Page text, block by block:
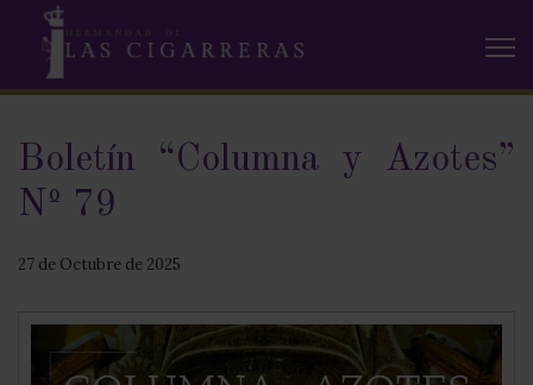
Boletín “Columna y Azotes”
Nº 79
27 de Octubre de 2025